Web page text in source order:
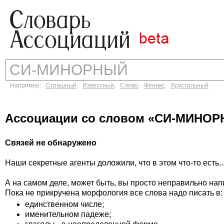
Например: Страшный, Известный, Слово, Феникс, Хрустальный
Ассоциации со словом «СИ-
Связей не обнаружено
Наши секретные агенты доложили, что в этом что-то есть...
А на самом деле, может быть, вы просто неправильно
Пока не прикручена морфология все слова надо писать в:
единственном числе;
именительном падеже;